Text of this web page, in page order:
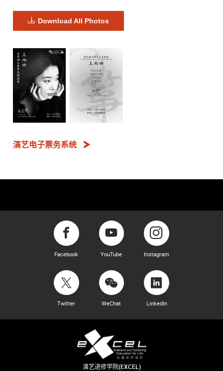
Download All Photos
演艺电子票务系统
Facebook YouTube Instagram
Twitter WeChat LinkedIn
演艺进修学院(EXCEL)